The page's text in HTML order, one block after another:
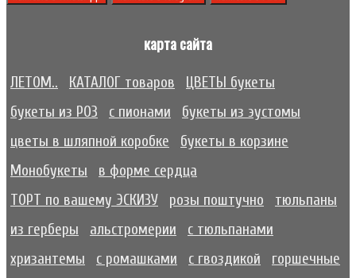
карта сайта
ЛЕТОМ.. КАТАЛОГ товаров
ЦВЕТЫ букеты
букеты из РОЗ
с пионами
букеты из эустомы
цветы в шляпной коробке
букеты в корзине
Монобукеты
в форме сердца
ТОРТ по вашему ЭСКИЗУ
розы поштучно
тюльпаны
из герберы
альстромерии
с тюльпанами
хризантемы
с ромашками с гвоздикой
горшечные